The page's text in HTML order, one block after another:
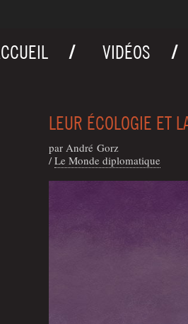
VIDÉOS
LEUR ÉCOLOGIE ET
par André Gorz
/ Le Monde diplomatique